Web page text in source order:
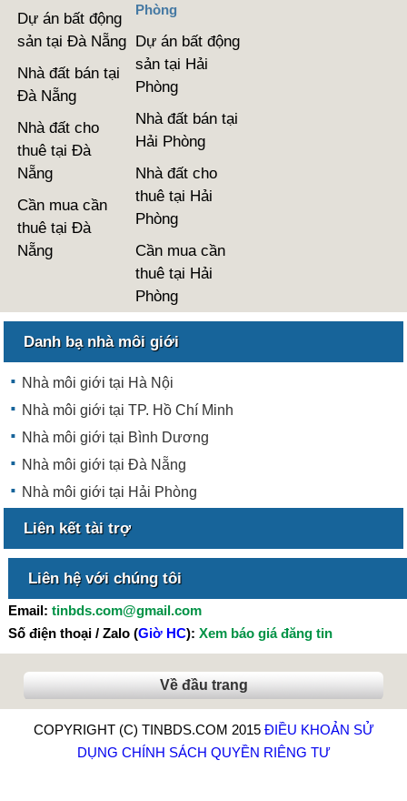
Dự án bất động
sản tại Đà Nẵng
Nhà đất bán tại
Đà Nẵng
Nhà đất cho
thuê tại Đà
Nẵng
Cần mua cần
thuê tại Đà
Nẵng
Phòng
Dự án bất động
sản tại Hải
Phòng
Nhà đất bán tại
Hải Phòng
Nhà đất cho
thuê tại Hải
Phòng
Cần mua cần
thuê tại Hải
Phòng
Danh bạ nhà môi giới
Nhà môi giới tại Hà Nội
Nhà môi giới tại TP. Hồ Chí Minh
Nhà môi giới tại Bình Dương
Nhà môi giới tại Đà Nẵng
Nhà môi giới tại Hải Phòng
Liên kết tài trợ
Liên hệ với chúng tôi
Email: tinbds.com@gmail.com
Số điện thoại / Zalo (Giờ HC): Xem báo giá đăng tin
Về đầu trang
COPYRIGHT (C) TINBDS.COM 2015 ĐIỀU KHOẢN SỬ
DỤNG CHÍNH SÁCH QUYỀN RIÊNG TƯ